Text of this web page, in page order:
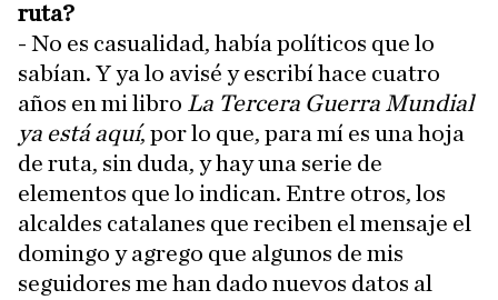
ruta?
- No es casualidad, había políticos que lo
sabían. Y ya lo avisé y escribí hace cuatro
años en mi libro La Tercera Guerra Mundial
ya está aquí, por lo que, para mí es una hoja
de ruta, sin duda, y hay una serie de
elementos que lo indican. Entre otros, los
alcaldes catalanes que reciben el mensaje el
domingo y agrego que algunos de mis
seguidores me han dado nuevos datos al